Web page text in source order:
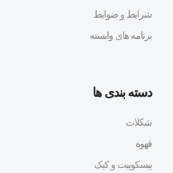
شرایط و ضوابط
برنامه های وابسته
دسته بندی ها
شکلات
قهوه
بیسکوییت و کیک